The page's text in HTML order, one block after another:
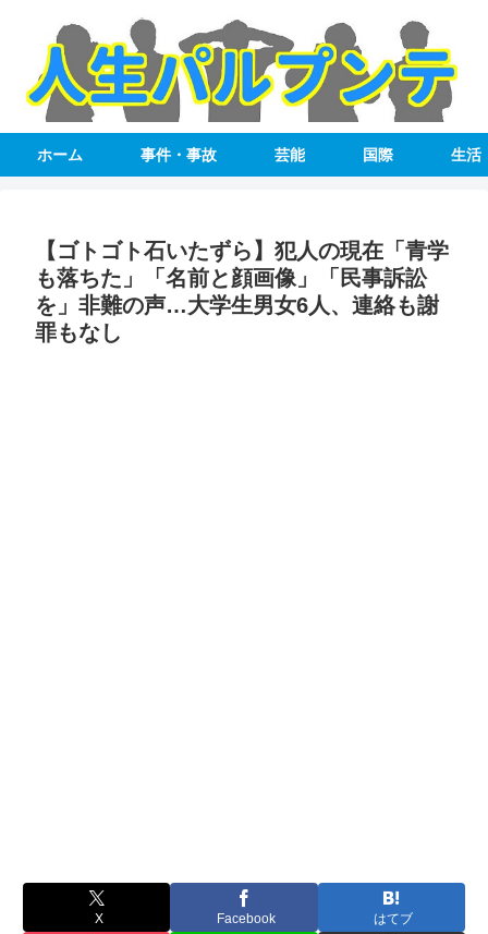
ホーム 事件・事故 芸能 国際 生活
【ゴトゴト石いたずら】犯人の現在「青学
も落ちた」「名前と顔画像」「民事訴訟
を」非難の声…大学生男女6人、連絡も謝
罪もなし
X Facebook はてブ